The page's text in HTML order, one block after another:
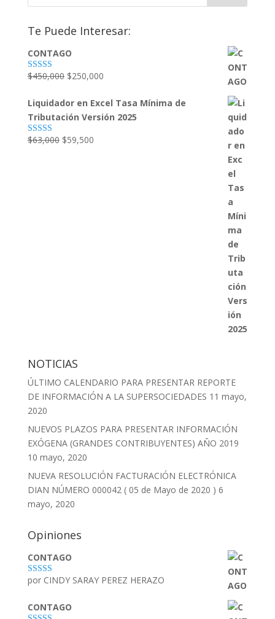
Te Puede Interesar:
CONTAGO
Valorado
$450,000 El
original
era:
$250,000El
actual
es:
Liquidador en Excel Tasa Mínima de
Tributación Versión 2025
Valorado con
$63,000 El
$59,500El
NOTICIAS
ÚLTIMO CALENDARIO PARA PRESENTAR REPORTE
DE INFORMACIÓN A LA SUPERSOCIEDADES 11 mayo,
2020
NUEVOS PLAZOS PARA PRESENTAR INFORMACIÓN
EXÓGENA (GRANDES CONTRIBUYENTES) AÑO 2019
10 mayo, 2020
NUEVA RESOLUCIÓN FACTURACIÓN ELECTRÓNICA
DIAN NÚMERO 000042 ( 05 de Mayo de 2020 ) 6
mayo, 2020
Opiniones
CONTAGO
Valorado con
por CINDY SARAY PEREZ HERAZO
CONTAGO